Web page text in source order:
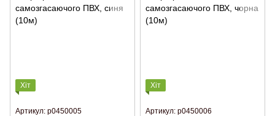
Хіт
Артикул: p0450005
Хіт
Артикул: p0450006